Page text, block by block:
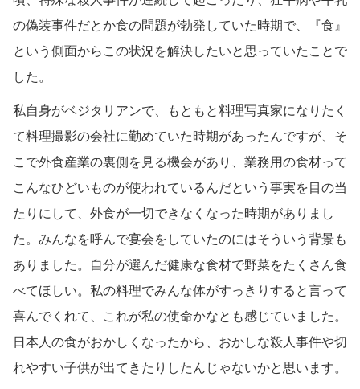
の偽装事件だとか食の問題が勃発していた時期で、『食』
という側面からこの状況を解決したいと思っていたことで
した。
私自身がベジタリアンで、もともと料理写真家になりたく
て料理撮影の会社に勤めていた時期があったんですが、そ
こで外食産業の裏側を見る機会があり、業務用の食材って
こんなひどいものが使われているんだという事実を目の当
たりにして、外食が一切できなくなった時期がありまし
た。みんなを呼んで宴会をしていたのにはそういう背景も
ありました。自分が選んだ健康な食材で野菜をたくさん食
べてほしい。私の料理でみんな体がすっきりすると言って
喜んでくれて、これが私の使命かなとも感じていました。
日本人の食がおかしくなったから、おかしな殺人事件や切
れやすい子供が出てきたりしたんじゃないかと思います。